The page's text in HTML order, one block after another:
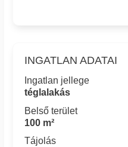
INGATLAN ADATAI
Ingatlan jellege
téglalakás
Belső terület
100 m²
Tájolás